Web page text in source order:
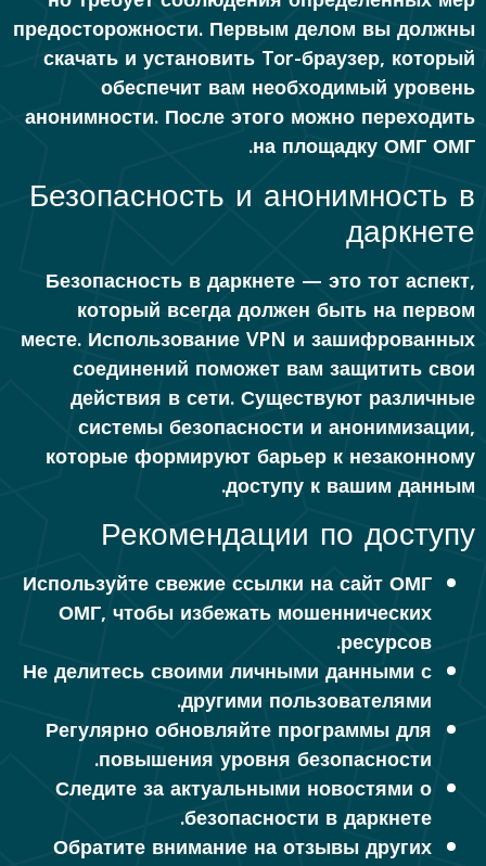
предосторожности. Первым делом вы должны
скачать и установить Tor-браузер, который
обеспечит вам необходимый уровень
анонимности. После этого можно переходить
на площадку ОМГ ОМГ.
Безопасность и анонимность в
даркнете
Безопасность в даркнете — это тот аспект,
который всегда должен быть на первом
месте. Использование VPN и зашифрованных
соединений поможет вам защитить свои
действия в сети. Существуют различные
системы безопасности и анонимизации,
которые формируют барьер к незаконному
доступу к вашим данным.
Рекомендации по доступу
Используйте свежие ссылки на сайт ОМГ
ОМГ, чтобы избежать мошеннических
ресурсов.
Не делитесь своими личными данными с
другими пользователями.
Регулярно обновляйте программы для
повышения уровня безопасности.
Следите за актуальными новостями о
безопасности в даркнете.
Обратите внимание на отзывы других